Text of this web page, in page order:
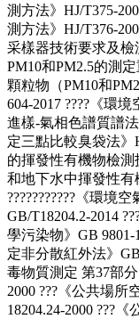
測方法》HJ/T375-
測方法》HJ/T376-
采樣器技術要求及檢
PM10和PM2.5的測定
顆粒物（PM10和
604-2017 ????《環
進樣-氣相色譜質譜
定三點比較臭袋法》
的揮發性有機物檢測
和地下水中揮發性有
???????????《環境
GB/T18204.2-2014
學污染物》GB 9801-
定非分散紅外法》
毒物質測定 第37部
2000 ???《公共場
18204.24-2000 ???